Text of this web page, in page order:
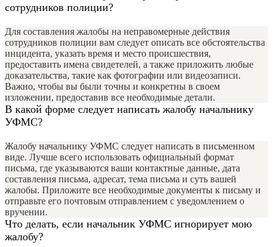
сотрудников полиции?
Для составления жалобы на неправомерные действия
сотрудников полиции вам следует описать все обстоятельства
инцидента, указать время и место происшествия,
предоставить имена свидетелей, а также приложить любые
доказательства, такие как фотографии или видеозаписи.
Важно, чтобы вы были точны и конкретны в своем
изложении, предоставив все необходимые детали.
В какой форме следует написать жалобу начальнику
УФМС?
Жалобу начальнику УФМС следует написать в письменном
виде. Лучше всего использовать официальный формат
письма, где указываются ваши контактные данные, дата
составления письма, адресат, тема письма и суть вашей
жалобы. Приложите все необходимые документы к письму и
отправьте его почтовым отправлением с уведомлением о
вручении.
Что делать, если начальник УФМС игнорирует мою
жалобу?